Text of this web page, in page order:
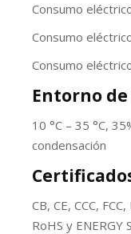
Consumo
Consumo
Consumo
Entorno
10 °C – 35 °C,
condensación
CB, CE, CCC,
RoHS y ENERGY